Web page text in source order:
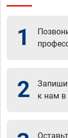
1
2
к нам в